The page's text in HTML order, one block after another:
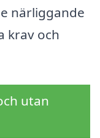
närliggande
krav och
utan